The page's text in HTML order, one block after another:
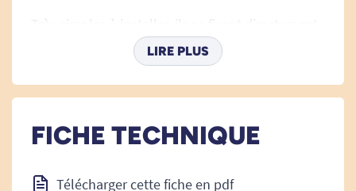
Très simples à installer, ils se fixent directement
sous les coins du tapis grâce à une surface
adhésive. Une fois posés, ils empêchent le tapis
de glisser ou de rebiquer, même sur sols lisses
conservez ainsi un environnement plus sûr et
décoration.
LIRE PLUS
FICHE TECHNIQUE
Télécharger cette fiche en pdf